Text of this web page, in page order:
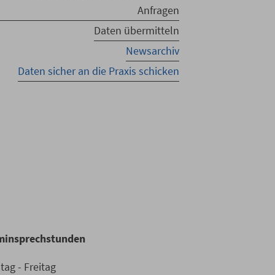
Anfragen
Daten übermitteln
Newsarchiv
Daten sicher an die Praxis schicken
- Freitag